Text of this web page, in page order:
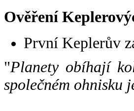
Ověření
První Keplerův
"Planety obíhají
společném ohnisku